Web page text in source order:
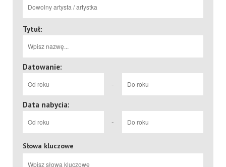
Tytuł:
Datowanie:
-
Data nabycia:
-
Słowa kluczowe